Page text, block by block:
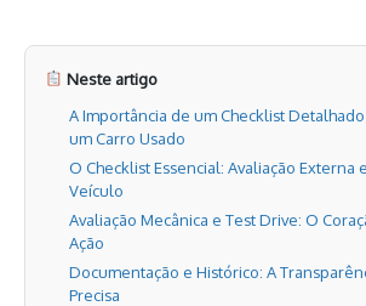
Neste artigo
A Importância de um Checklist
um Carro Usado
O Checklist Essencial: Avaliação Externa
Veículo
Avaliação Mecânica e Test Drive: O
Ação
Documentação e Histórico: A
Precisa